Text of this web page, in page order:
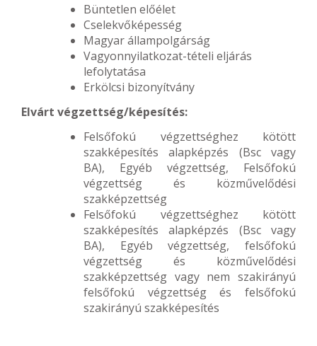
Büntetlen előélet
Cselekvőképesség
Magyar állampolgárság
Vagyonnyilatkozat-tételi eljárás
lefolytatása
Erkölcsi bizonyítvány
Elvárt végzettség/képesítés:
Felsőfokú végzettséghez kötött
szakképesítés alapképzés (Bsc vagy
BA), Egyéb végzettség, Felsőfokú
végzettség és közművelődési
szakképzettség
Felsőfokú végzettséghez kötött
szakképesítés alapképzés (Bsc vagy
BA), Egyéb végzettség, felsőfokú
végzettség és közművelődési
szakképzettség vagy nem szakirányú
felsőfokú végzettség és felsőfokú
szakirányú szakképesítés